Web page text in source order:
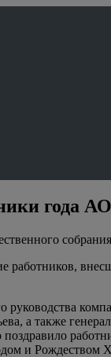
года
работников,
руководства
а также
и Рождеством